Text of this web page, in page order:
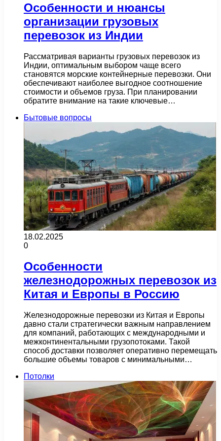
Особенности и нюансы
организации грузовых
перевозок из Индии
Рассматривая варианты грузовых перевозок из
Индии, оптимальным выбором чаще всего
становятся морские контейнерные перевозки. Они
обеспечивают наиболее выгодное соотношение
стоимости и объемов груза. При планировании
обратите внимание на такие ключевые…
Бытовые вопросы
18.02.2025
0
Особенности
железнодорожных перевозок из
Китая и Европы в Россию
Железнодорожные перевозки из Китая и Европы
давно стали стратегически важным направлением
для компаний, работающих с международными и
межконтинентальными грузопотоками. Такой
способ доставки позволяет оперативно перемещать
большие объемы товаров с минимальными…
Потолки